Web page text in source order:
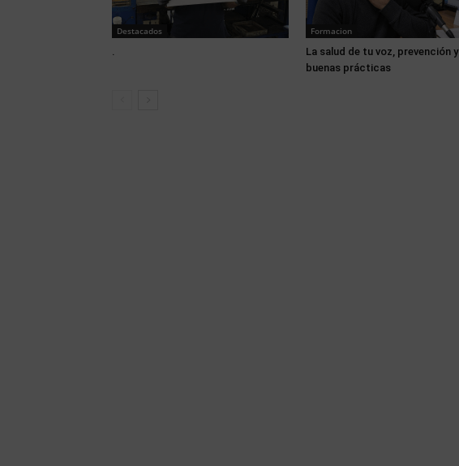
Destacados
.
Formacion
La salud de tu voz, prevención y
buenas prácticas